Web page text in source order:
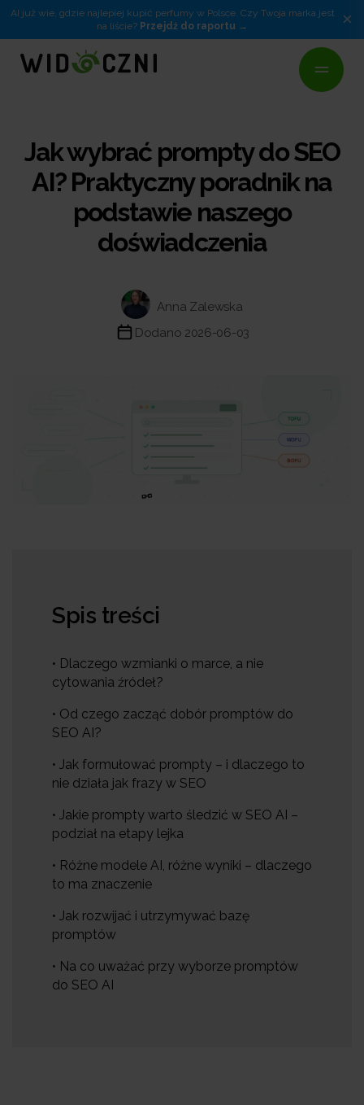
AI już wie, gdzie najlepiej kupić perfumy w Polsce. Czy Twoja marka jest
na liście? Przejdź do raportu ×
Jak wybrać prompty do SEO
AI? Praktyczny poradnik na
podstawie naszego
doświadczenia
Anna Zalewska
Dodano 2026-06-03
Spis treści
• Dlaczego wzmianki o marce, a nie
cytowania źródeł?
• Od czego zacząć dobór promptów do
SEO AI?
• Jak formułować prompty – i dlaczego to
nie działa jak frazy w SEO
• Jakie prompty warto śledzić w SEO AI –
podział na etapy lejka
• Różne modele AI, różne wyniki – dlaczego
to ma znaczenie
• Jak rozwijać i utrzymywać bazę
promptów
• Na co uważać przy wyborze promptów
do SEO AI